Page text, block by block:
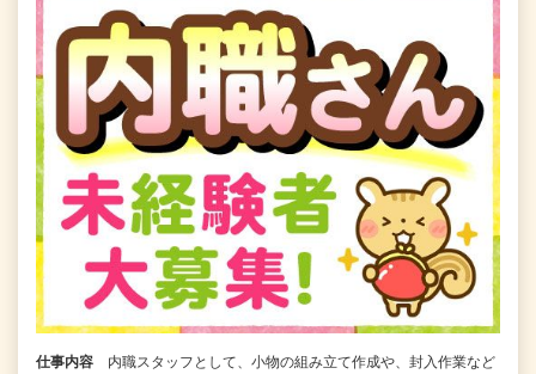
仕事内容
内職スタッフとして、小物の組み立て作成や、封入作業など